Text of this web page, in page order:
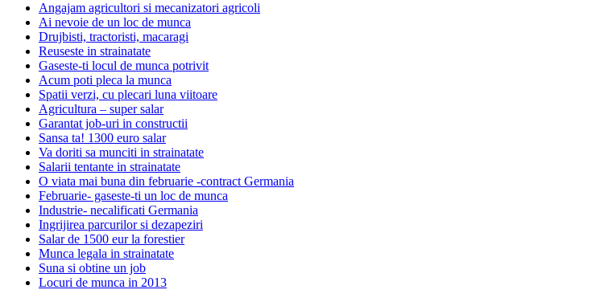
Angajam agricultori si mecanizatori agricoli
Ai nevoie de un loc de munca
Drujbisti, tractoristi, macaragi
Reuseste in strainatate
Gaseste-ti locul de munca potrivit
Acum poti pleca la munca
Spatii verzi, cu plecari luna viitoare
Agricultura – super salar
Garantat job-uri in constructii
Sansa ta! 1300 euro salar
Va doriti sa munciti in strainatate
Salarii tentante in strainatate
O viata mai buna din februarie -contract Germania
Februarie- gaseste-ti un loc de munca
Industrie- necalificati Germania
Ingrijirea parcurilor si dezapeziri
Salar de 1500 eur la forestier
Munca legala in strainatate
Suna si obtine un job
Locuri de munca in 2013